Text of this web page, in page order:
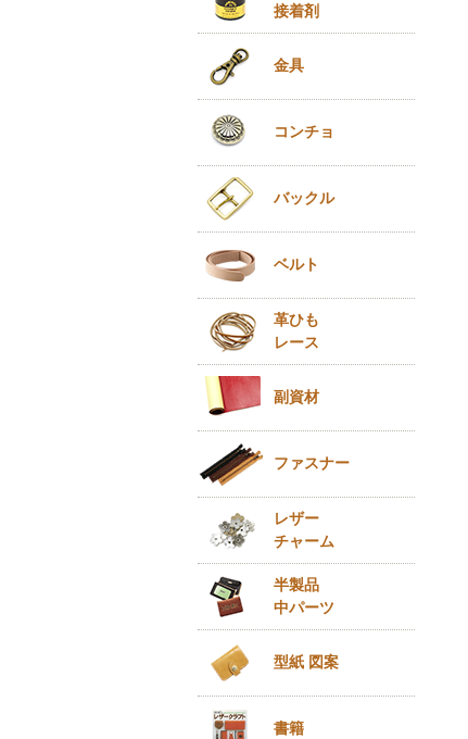
接着剤
金具
コンチョ
バックル
ベルト
革ひも
レース
副資材
ファスナー
レザー
チャーム
半製品
中パーツ
型紙 図案
書籍